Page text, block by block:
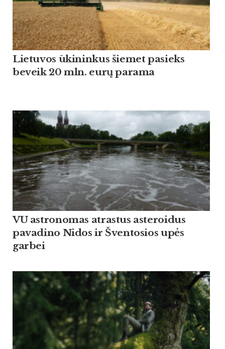
Lietuvos ūkininkus šiemet pasieks
beveik 20 mln. eurų parama
VU astronomas atrastus asteroidus
pavadino Nidos ir Šventosios upės
garbei